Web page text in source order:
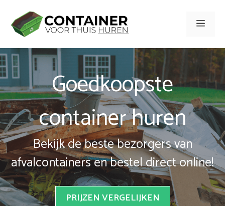
naar
inhoud
Menu
Goedkoopste
container huren
Bekijk de beste bezorgers van
afvalcontainers en bestel direct online!
PRIJZEN VERGELIJKEN